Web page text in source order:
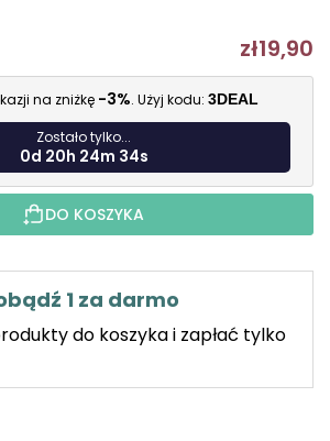
zł19,90
na zniżkę -3%. Użyj kodu: 3DEAL
Zostało tylko...
0d 20h 24m 33s
DO KOSZYKA
1 za darmo
do koszyka i zapłać tylko